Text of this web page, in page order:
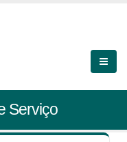
Serviço